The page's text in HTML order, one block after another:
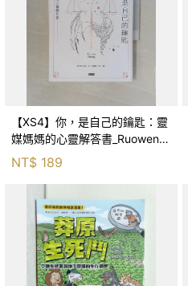
【XS4】你，是自己的鑰匙：靈
媒媽媽的心靈解答書_Ruowen
Huang
NT$ 189